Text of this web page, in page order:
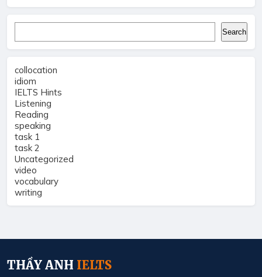
Search
collocation
idiom
IELTS Hints
Listening
Reading
speaking
task 1
task 2
Uncategorized
video
vocabulary
writing
THẦY ANH IELTS